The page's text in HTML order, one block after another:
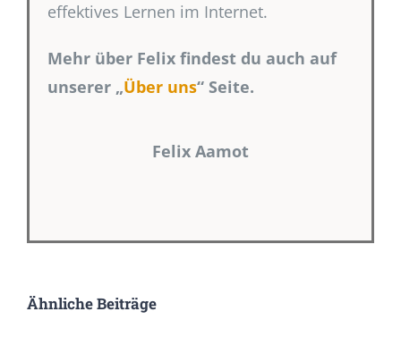
effektives Lernen im Internet.
Mehr über Felix findest du auch auf
unserer „Über uns“ Seite.
Felix Aamot
Ähnliche Beiträge